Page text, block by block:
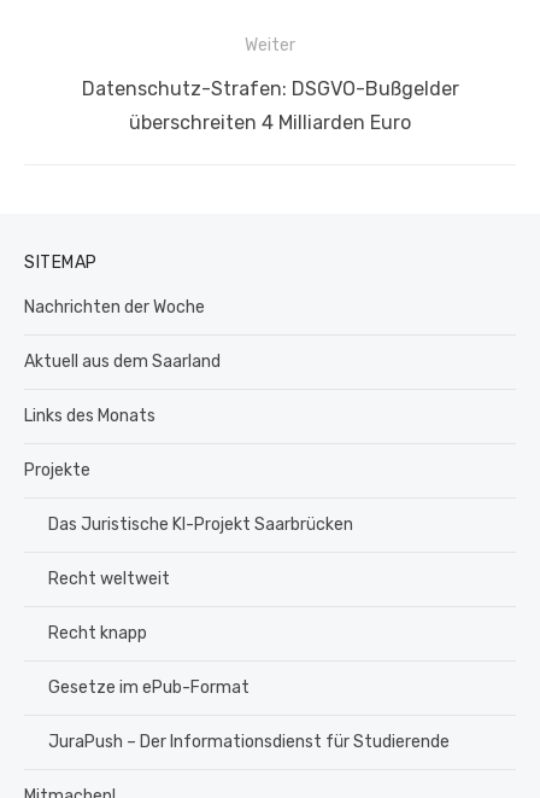
Weiter
NächsterDatenschutz-Strafen: DSGVO-Bußgelder
überschreiten 4 Milliarden Euro
SITEMAP
Nachrichten der Woche
Aktuell aus dem Saarland
Links des Monats
Projekte
Das Juristische KI-Projekt Saarbrücken
Recht weltweit
Recht knapp
Gesetze im ePub-Format
JuraPush – Der Informationsdienst für Studierende